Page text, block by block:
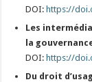
DOI: https://
Les
la
DOI: https://
Du droit